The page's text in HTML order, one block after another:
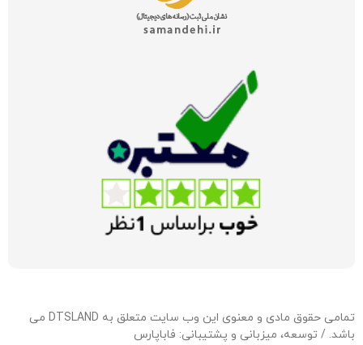
تمامی حقوق مادی و معنوی این وب سایت متعلق به DTSLAND می
باشد. / توسعه، میزبانی و پشتیبانی: فاباپارس